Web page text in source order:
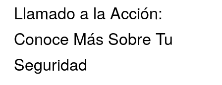
Llamado a la Acción:
Conoce Más Sobre Tu
Seguridad